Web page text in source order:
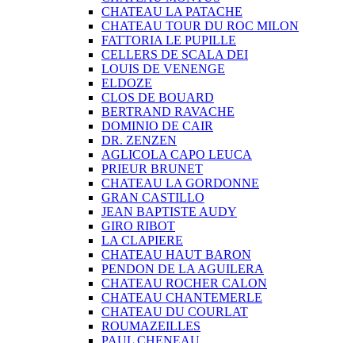
CHATEAU LA PATACHE
CHATEAU TOUR DU ROC MILON
FATTORIA LE PUPILLE
CELLERS DE SCALA DEI
LOUIS DE VENENGE
ELDOZE
CLOS DE BOUARD
BERTRAND RAVACHE
DOMINIO DE CAIR
DR. ZENZEN
AGLICOLA CAPO LEUCA
PRIEUR BRUNET
CHATEAU LA GORDONNE
GRAN CASTILLO
JEAN BAPTISTE AUDY
GIRO RIBOT
LA CLAPIERE
CHATEAU HAUT BARON
PENDON DE LA AGUILERA
CHATEAU ROCHER CALON
CHATEAU CHANTEMERLE
CHATEAU DU COURLAT
ROUMAZEILLES
PAUL CHENEAU